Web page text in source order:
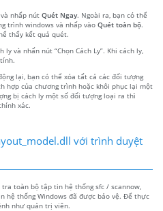
và nhấp nút Quét Ngay. Ngoài ra, bạn có thể
trình windows và nhấp vào Quét toàn bộ.
thấy kết quả quét.
và nhấn nút “Chọn Cách Ly”. Khi cách ly,
lại, bạn có thể xóa tất cả các đối tượng
hợp của chương trình hoặc khôi phục lại một
bị cách ly một số đối tượng loại ra thì
xác.
với trình duyệt
toàn bộ tập tin hệ thống sfc / scannow,
hệ thống Windows đã được bảo vệ. Để thực
như quản trị viên.